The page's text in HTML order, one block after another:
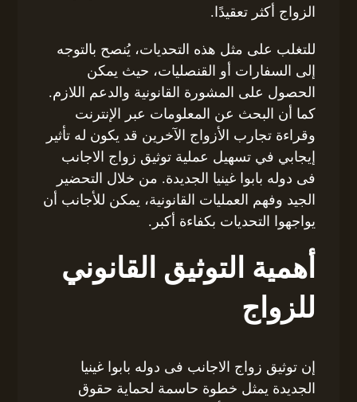
الزواج أكثر تعقيدًا.
للتغلب على مثل هذه التحديات، يُنصح بالتوجه
إلى السفارات أو القنصليات، حيث يمكن
الحصول على المشورة القانونية والدعم اللازم.
كما أن البحث عن المعلومات عبر الإنترنت
وقراءة تجارب الأزواج الآخرين قد يكون له تأثير
إيجابي في تسهيل عملية توثيق زواج الاجانب
فى دوله بابوا غينيا الجديدة. من خلال التحضير
الجيد وفهم العمليات القانونية، يمكن للأجانب أن
يواجهوا التحديات بكفاءة أكبر.
أهمية التوثيق القانوني
للزواج
إن توثيق زواج الاجانب فى دوله بابوا غينيا
الجديدة يمثل خطوة حاسمة لحماية حقوق